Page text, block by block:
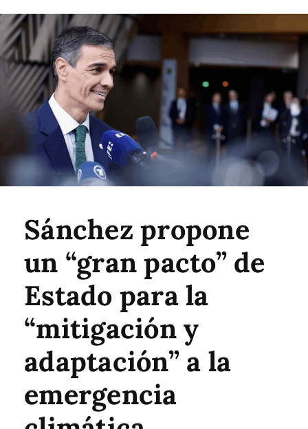
Sánchez propone
un “gran pacto” de
Estado para la
“mitigación y
adaptación” a la
emergencia